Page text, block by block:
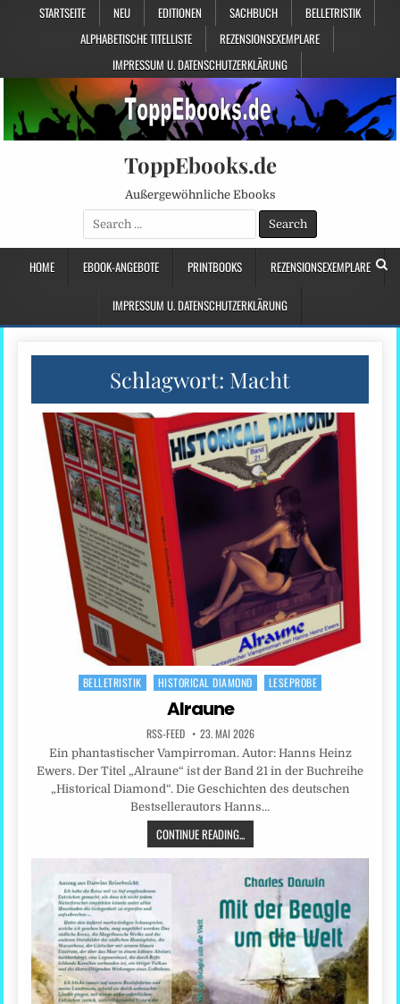
STARTSEITE NEU EDITIONEN SACHBUCH
BELLETRISTIK
ALPHABETISCHE TITELLISTE
REZENSIONSEXEMPLARE
IMPRESSUM U. DATENSCHUTZERKLÄRUNG
ToppEbooks.de
Außergewöhnliche Ebooks
Search
for:
HOME EBOOK-ANGEBOTE PRINTBOOKS REZENSIONSEXEMPLARE
IMPRESSUM U. DATENSCHUTZERKLÄRUNG
Schlagwort: Macht
Posted
BELLETRISTIK HISTORICAL DIAMOND LESEPROBE
Alraune
RSS-FEED 23. MAI 2026
Ein phantastischer Vampirroman. Autor: Hanns Heinz
Ewers. Der Titel „Alraune“ ist der Band 21 in der Buchreihe
„Historical Diamond“. Die Geschichten des deutschen
Bestsellerautors Hanns…
CONTINUE READING...